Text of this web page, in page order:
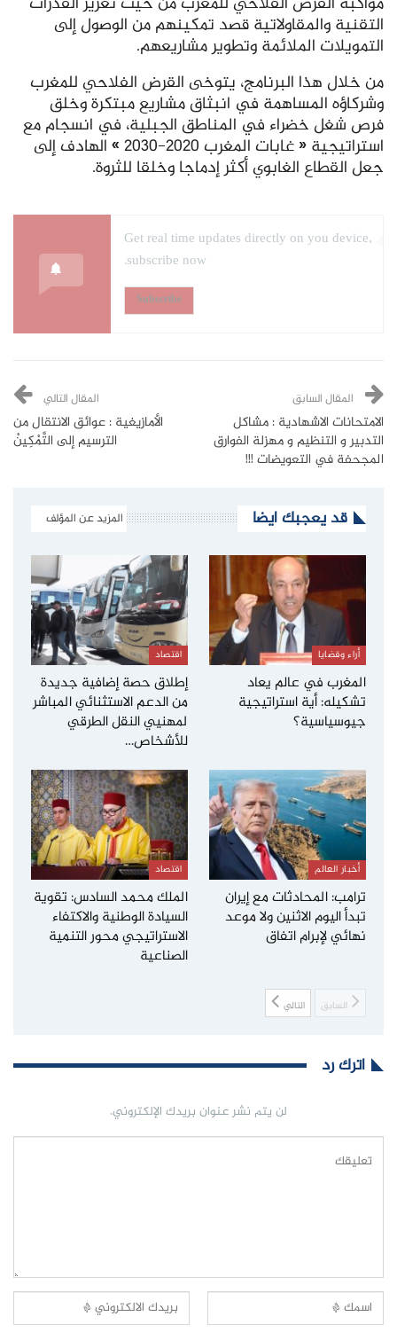
التقنية والمقاولاتية قصد تمكينهم من الوصول إلى
التمويلات الملائمة وتطوير مشاريعهم.
من خلال هذا البرنامج، يتوخى القرض الفلاحي للمغرب
وشركاؤه المساهمة في انبثاق مشاريع مبتكرة وخلق
فرص شغل خضراء في المناطق الجبلية، في انسجام مع
استراتيجية « غابات المغرب 2020-2030 » الهادف إلى
جعل القطاع الغابوي أكثر إدماجا وخلقا للثروة.
Get real time updates directly on you device,
subscribe now.
Subscribe
المقال السابق
الامتحانات الاشهادية : مشاكل
التدبير و التنظيم و مهزلة الفوارق
المجحفة في التعويضات !!!
المقال التالي
الأمازيغية : عوائق الانتقال من
الترسيم إلى التَّمْكِينْ
قد يعجبك ايضا المزيد عن المؤلف
أراء وقضايا
المغرب في عالم يعاد
تشكيله: أية استراتيجية
جيوسياسية؟
اقتصاد
إطلاق حصة إضافية جديدة
من الدعم الاستثنائي المباشر
لمهنيي النقل الطرقي
للأشخاص…
أخبار العالم
ترامب: المحادثات مع إيران
تبدأ اليوم الاثنين ولا موعد
نهائي لإبرام اتفاق
اقتصاد
الملك محمد السادس: تقوية
السيادة الوطنية والاكتفاء
الاستراتيجي محور التنمية
الصناعية
السابق التالي
اترك رد
لن يتم نشر عنوان بريدك الإلكتروني.